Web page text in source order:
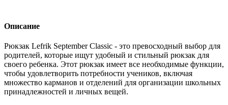
Описание
Рюкзак Lefrik September Classic - это превосходный выбор для
родителей, которые ищут удобный и стильный рюкзак для
своего ребенка. Этот рюкзак имеет все необходимые функции,
чтобы удовлетворить потребности учеников, включая
множество карманов и отделений для организации школьных
принадлежностей и личных вещей.